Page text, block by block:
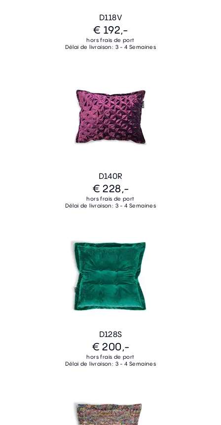
D118V
€ 192,-
hors frais de port
Délai de livraison: 3 - 4 Semaines
D140R
€ 228,-
hors frais de port
Délai de livraison: 3 - 4 Semaines
D128S
€ 200,-
hors frais de port
Délai de livraison: 3 - 4 Semaines